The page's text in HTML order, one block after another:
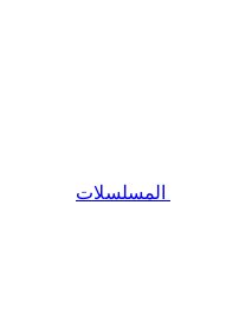
المسلسلات